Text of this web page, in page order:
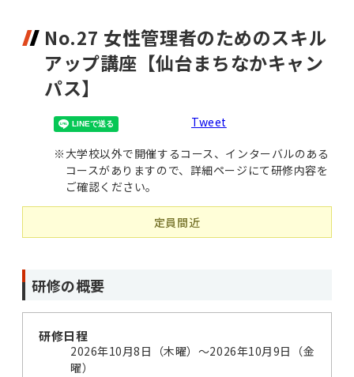
No.27 女性管理者のためのスキル
アップ講座【仙台まちなかキャン
パス】
Tweet
※大学校以外で開催するコース、インターバルのある
コースがありますので、詳細ページにて研修内容を
ご確認ください。
定員間近
研修の概要
研修日程
2026年10月8日（木曜）〜2026年10月9日（金
曜）